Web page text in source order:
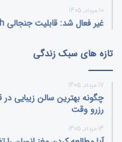
10 مرداد, 1405
غیر فعال شد: قابلیت جنجالی Google Earth پس از یک روز!
تازه های سبک زندگی
17 مرداد, 1405
رزرو وقت
14 مرداد, 1405